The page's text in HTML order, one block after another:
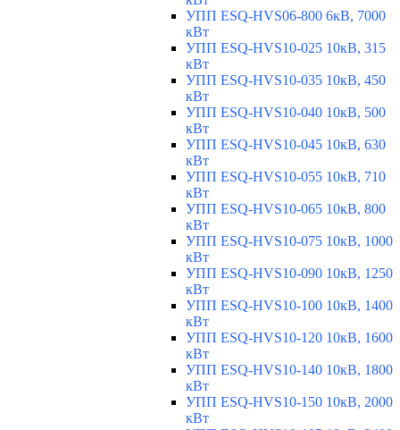
УПП ESQ-HVS06-800 6кВ, 7000
кВт
УПП ESQ-HVS10-025 10кВ, 315
кВт
УПП ESQ-HVS10-035 10кВ, 450
кВт
УПП ESQ-HVS10-040 10кВ, 500
кВт
УПП ESQ-HVS10-045 10кВ, 630
кВт
УПП ESQ-HVS10-055 10кВ, 710
кВт
УПП ESQ-HVS10-065 10кВ, 800
кВт
УПП ESQ-HVS10-075 10кВ, 1000
кВт
УПП ESQ-HVS10-090 10кВ, 1250
кВт
УПП ESQ-HVS10-100 10кВ, 1400
кВт
УПП ESQ-HVS10-120 10кВ, 1600
кВт
УПП ESQ-HVS10-140 10кВ, 1800
кВт
УПП ESQ-HVS10-150 10кВ, 2000
кВт